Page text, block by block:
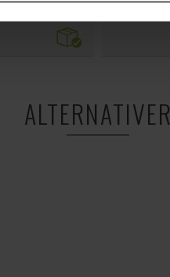
ALTERNATIVER